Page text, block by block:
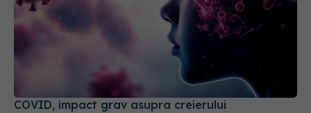
COVID, impact grav asupra creierului